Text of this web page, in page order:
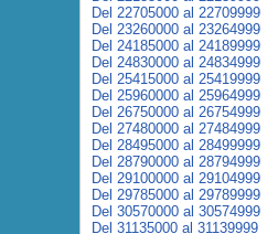
Del 22705000 al 22709999
Del 23260000 al 23264999
Del 24185000 al 24189999
Del 24830000 al 24834999
Del 25415000 al 25419999
Del 25960000 al 25964999
Del 26750000 al 26754999
Del 27480000 al 27484999
Del 28495000 al 28499999
Del 28790000 al 28794999
Del 29100000 al 29104999
Del 29785000 al 29789999
Del 30570000 al 30574999
Del 31135000 al 31139999